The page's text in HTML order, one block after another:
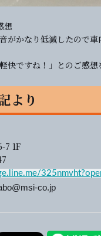
想
がかなり低減したので
快ですね！」とのご感想
より
7 1F
co.jp